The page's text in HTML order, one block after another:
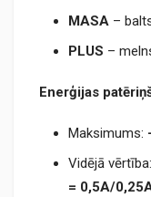
MASA –
PLUS –
Enerģijas
Maksimums:
Vidējā vērtība:
= 0,5A/